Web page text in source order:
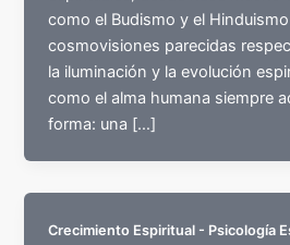
como el Budismo y el
cosmovisiones parecidas
la iluminación y la evolución
como el alma humana siempre
forma: una […]
Crecimiento Espiritual - Psicología